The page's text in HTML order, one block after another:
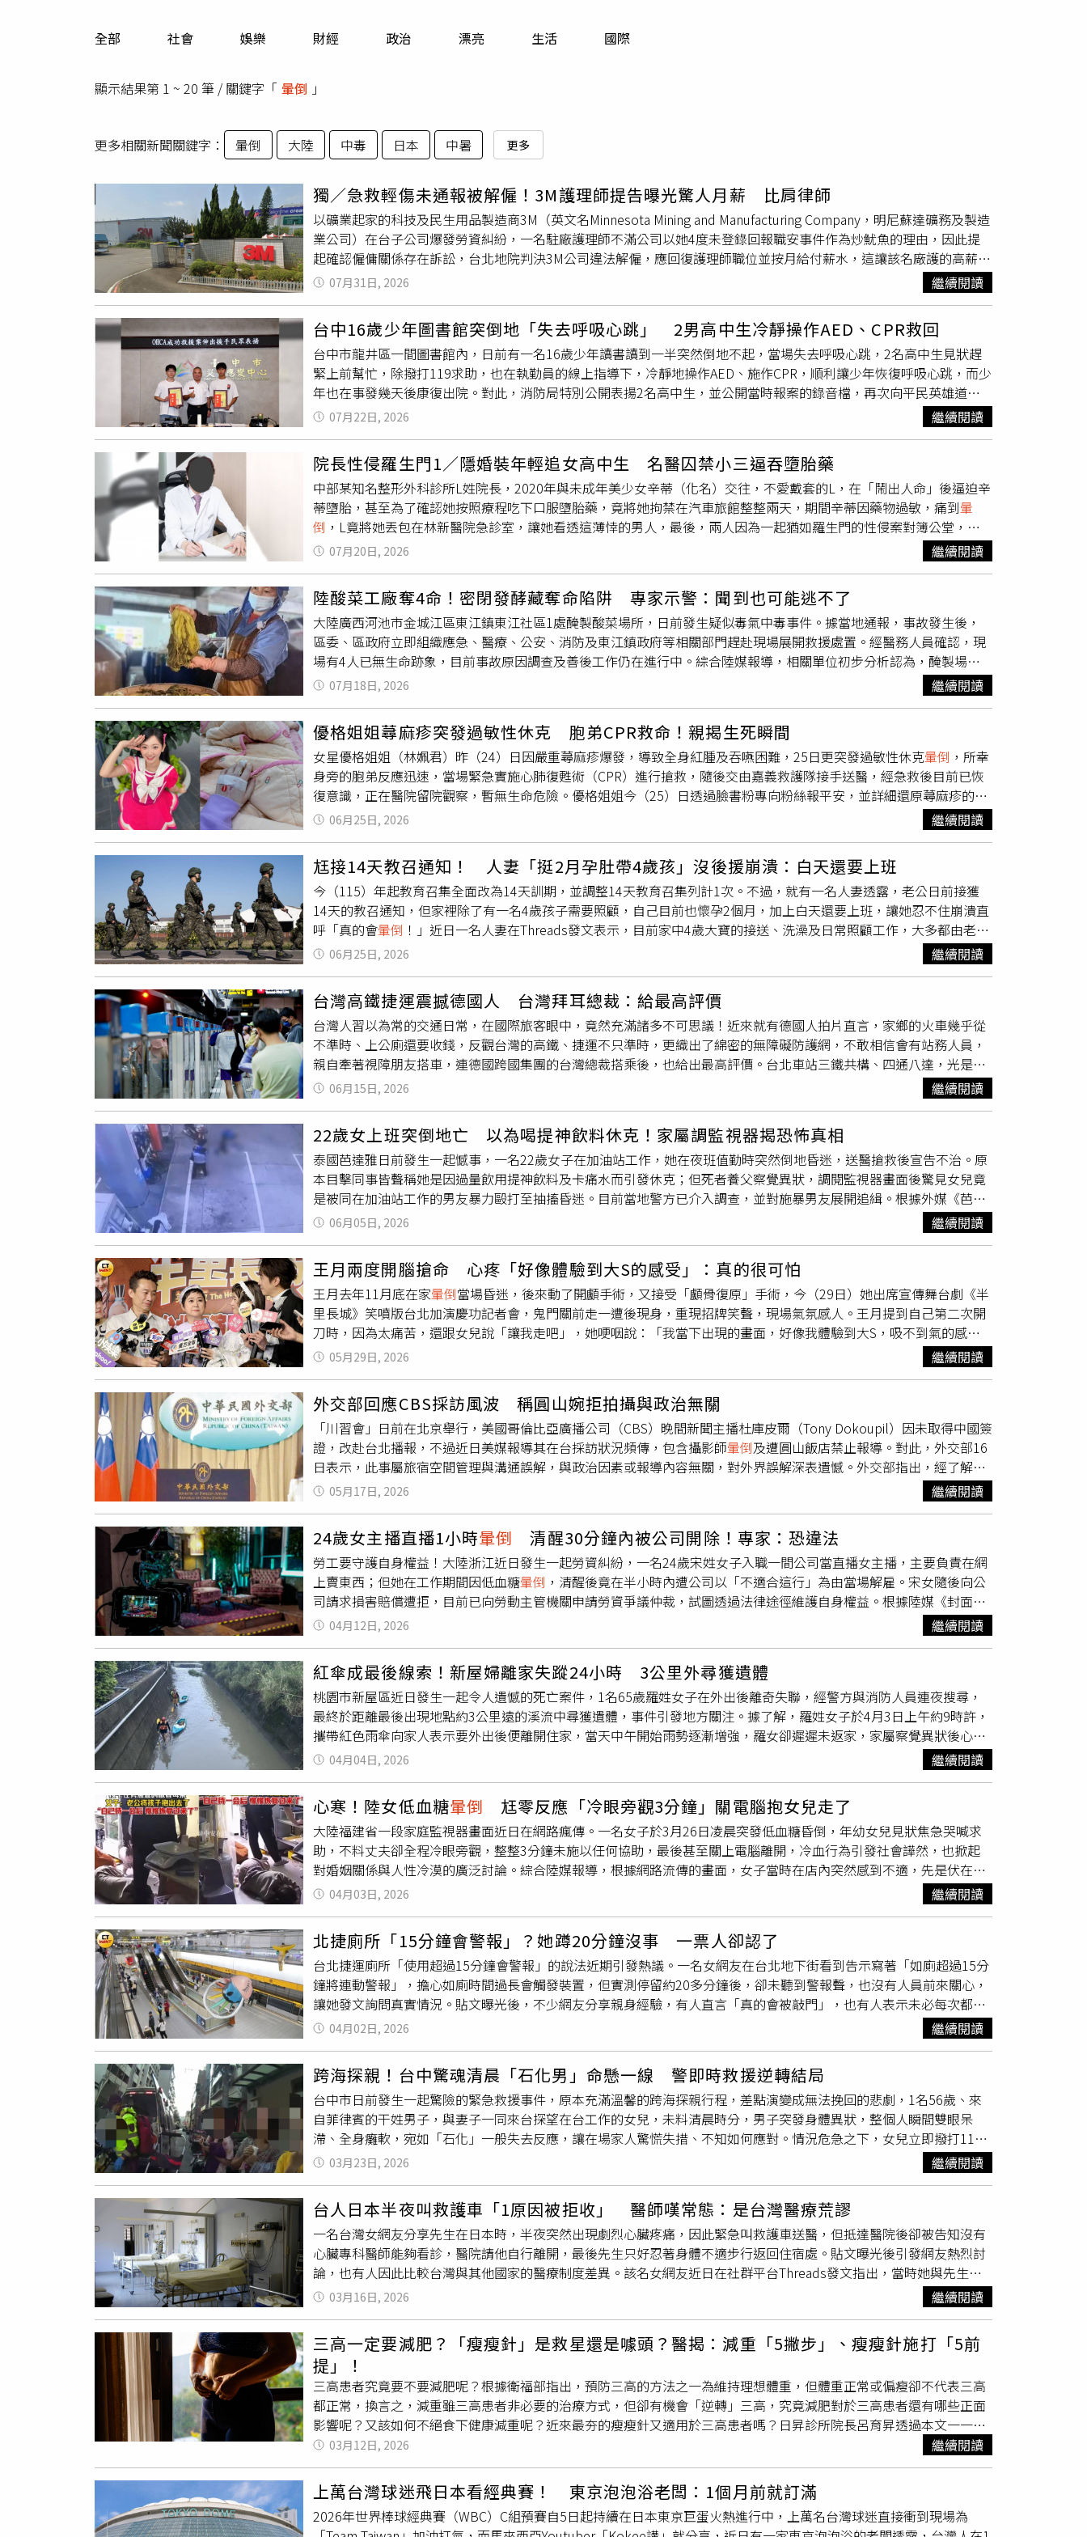
運勢
全部 社會 娛樂 財經 政治 漂亮 生活 國際
顯示結果第 1 ~ 20 筆 / 關鍵字「 暈倒 」
更多相關新聞關鍵字： 暈倒 大陸 中毒 日本 中暑 更多
獨／急救輕傷未通報被解僱！3M護理師提告曝光驚人月薪 比肩律師
以礦業起家的科技及民生用品製造商3M（英文名Minnesota Mining and Manufacturing Company，明尼蘇達礦務及製造
業公司）在台子公司爆發勞資糾紛，一名駐廠護理師不滿公司以她4度未登錄回報職安事件作為炒魷魚的理由，因此提
起確認僱傭關係存在訴訟，台北地院判決3M公司違法解僱，應回復護理師職位並按月給付薪水，這讓該名廠護的高薪因
此曝光：9萬3377元，達到一般護理師的兩倍，再對比勞動部公布的十大高薪行業，3M廠護薪資行情堪比排名第7的律
師（平均9萬3千元），也印證外商公司待遇福利遠優於本土企業的既定印象。楊姓護理師2016年12月進入3Ｍ擔任廠
護、月薪9萬3377元，在2022年到2024年她經手處理4件引發爭議的意外，第一次是2022年某日，楊梅廠操作員扭傷腳
踝，楊姓護理師治療後沒使用「Medgate」登錄廠內診療急救紀錄，也沒在職業安全通報平台「EHS360」回報此事。
第二次是2023年5月11日，技術員維護機器時撞到頭流血暈眩，楊姓護理師處置後同樣未於兩個系統通報。第三次在
2024年2月27日，工程師在辦公室突然暈倒昏迷，甦醒後去護理站讓楊姓護理師醫治，之後她也沒用兩個系統回報。第
四次發生在2024年11月27日，承包商訪客在工廠大門扭到腳，接受楊姓護理師處理，她仍未在Medgate紀錄、EHS360
通報。2025年3月，3M以勞基法第11條第5款為由，通知楊姓護理師終止僱傭關係，她提告主張自己足以勝任工作，公
司違反解僱最後手段性。3M公司告訴法院，廠護的工作除了提供員工健康諮詢、急救和緊急處置，還有申報、保存及追
蹤紀錄，所以每次醫療後須在Medgate內部回報系統詳實登錄診療急救紀錄，還得進行職安通報，在EHS360系統紀錄
追蹤職安事件。3M主張接到匿名舉報，楊梅廠EHS主管指示團隊掩蓋工廠發生的傷害事故，內部調查發現楊姓護理師4
次應通報未通報，她承認違規未進行EHS通報，在前兩次意外處理完畢後「錯誤遵循EHS主管的指示」；調查過程中另
外抓到楊姓護理師在Medgate系統也漏報，這構成重大職務疏失，也不符醫療道德規範，導致公司無法預知風險、釐清
職業災害的責任歸屬，因此楊姓護理師無法勝任工作。台北地院調查，依據3M的作業指導書，任何異常事件例如災害、
事故發生後，「權責單位」24小時內應依規定登錄於3M全球事故管理系統，所謂權責單位是指事發單位，從員工的證詞
也可知道，是否在EHS360系統通報，由EHS部門的主管或資深工程師來判斷，楊姓護理師不具有EHS通報的義務。至於
Medgate系統未紀錄的部分，法官認為楊姓護理師違規，因為《勞工健康保護規則》明定勞工健康服務人員應保存勞工
職業衛生、職業健康的相關調查以及傷害疾病的紀錄，這是楊姓護理師的工作，她就應該使用Medgate記下醫療處置的
情形，何況她自己也承認，第一次到第三次傷病急救事件並未在Medgate系統登錄。既然楊姓護理師確有疏失，為何3M
解僱仍不合法？北院指出，2022年操作員腳踝扭傷、2023年技術員撞頭流血、2024年工程師昏倒，發生頻率只有一年
一次，而且這些員工的傷病情形還不到重大事故的程度，楊姓護理師也都有治療他們，「兩造尚非無法繼續維持僱傭關
係存在」，但3M終止勞動契約之前未先採取記過、減薪等手段督促改善，不符合「解僱最後手段性原則」，因此判決楊
姓護理師勝訴，可回任3M廠護。楊姓護理師「被離職」後，去年7月開始新工作，加上3M付給她39萬4708元的資遣
費，扣除薪資差額與資遣費，北院判決3M應再付6910元給楊姓護理師，並從今年6月到復職日為止，按月支付9萬3377
元。本案為一審判決，可上訴二審。值得玩味的是，判決書提到這4次急救事件未依規定在EHS360系統通報，其實是楊
姓護理師向3M檢舉的，除了有電子郵件為證，還有員工出庭作證也這麼說。本刊聯繫3M公司詢問對於本案判決的回
應，截稿前未獲得回覆。
07月31日, 2026 繼續閱讀
台中16歲少年圖書館突倒地「失去呼吸心跳」 2男高中生冷靜操作AED、CPR救回
台中市龍井區一間圖書館內，日前有一名16歲少年讀書讀到一半突然倒地不起，當場失去呼吸心跳，2名高中生見狀趕
緊上前幫忙，除撥打119求助，也在執勤員的線上指導下，冷靜地操作AED、施作CPR，順利讓少年恢復呼吸心跳，而少
年也在事發幾天後康復出院。對此，消防局特別公開表揚2名高中生，並公開當時報案的錄音檔，再次向平民英雄道謝
「謝謝你們在最關鍵的時刻，成為那一雙救命的手」。根據消防局公開的錄音檔，這起事件發生在6月13日中午，當時
」，執勤員回應「那協助評估看看他有
沒有呼吸」，高中生說「感覺是沒有呼吸」，執勤員表示「你幫我去看一下好不好，救護車我們有派了」，高中生便冷
靜回覆「完全沒有（呼吸）」。執勤員隨即指示高中生使用AED，「你把他打開，然後按照那個圖示幫他貼，一般是右
上貼左下腹那邊，請大家不要碰觸病人，按電擊鈕按下去」，完成第一次電擊後，執勤員請高中生進行CRP，「你跪在
他胸口旁邊，手臂集中一側，把你的雙手掌交疊，手臂打直，壓胸的位置在胸口正中間，深度要5公分，1秒2下，1分鐘
120下，速度跟著節拍器」，順利讓倒地的16歲少年恢復呼吸。執勤員告訴高中生，「他有呼吸了嗎？我教你評估一
下，手幫我放他肚子上，他有在動嗎？肚子上升數1，肚子下沉的時候幫我數2。」高中生乖乖跟著報數字，執勤員要求
他繼續數，此時救護人員也趕抵現場並接手處理。而執勤員在掛斷電話前，也稱讚高中生「先生謝謝你喔，你們做得很
好，謝謝，掰掰」。對此，台中市消防局表示，在現場挺身而出的平民英雄，林少和同學與謝松霖同學，在關鍵的那幾
分鐘裡，沒有遲疑、沒有退縮，依照119執勤員的指示，立即施行CPR，並操作AED完成關鍵電擊，把一條年輕的生命，
從死亡邊緣拉了回來，「這是用行動，真正改變了結局。」台中市消防局也在7月8日邀請2位同學至消防局，將獎項頒
給2位同學，「我們由衷表達最深的感謝與敬意：謝謝你們在最關鍵的時刻，成為那一雙救命的手。這起案件再次證明
——救人，不一定要穿制服；你我，都可能是生命之鏈中的關鍵一環。當你願意伸出手，奇蹟，就有機會發生。謝謝每
一位願意挺身而出的人。也讓我們一起，把這份力量，繼續傳下去。」
07月22日, 2026 繼續閱讀
院長性侵羅生門1／隱婚裝年輕追女高中生 名醫囚禁小三逼吞墮胎藥
中部某知名整形外科診所L姓院長，2020年與未成年美少女辛蒂（化名）交往，不愛戴套的L，在「鬧出人命」後逼迫辛
蒂墮胎，甚至為了確認她按照療程吃下口服墮胎藥，竟將她拘禁在汽車旅館整整兩天，期間辛蒂因藥物過敏，痛到暈
倒 ，L竟將她丟包在林新醫院急診室，讓她看透這薄悻的男人，最後，兩人因為一起猶如羅生門的性侵案對簿公堂，纏
訟至今。長相與身材均堪稱美艷的辛蒂說：「2020年，我高三、十七歲，透過交友軟體認識L，他很有心機，不但謊報
未婚，更隱瞞醫師身分，騙說是普通生意人；而且，他為了把妹謊報年齡，明明當年已經四十出頭了，卻聲稱僅34歲，
因為他長得高大帥氣，在殷勤追求下，我們很快墜入情網，第一次發生性關係時，我才十七歲、未成年。」辛蒂在網路
社交平台上發現竟有少女跟她一樣，與L院長交往過，並遭始亂終棄。（圖／讀者提供）老家在南部的辛蒂，為愛刻意
選填台中學校，好跟情人有多點的時間相聚，但因為L代言自家生技公司醫美產品，經常在媒體曝光，辛蒂才知道她的
「爹地」（兩人之間的暱稱）是個整形醫美診所的院長。她覺得被騙，萌生分手念頭，這時L竟抱著她哭：「寶寶，妳
年紀太小，我是為妳好，不能公開戀情」。辛蒂一時心軟，繼續在校園外與L持續秘密戀情。可是，他的愛車副駕駛座
總有些女人留下的蛛絲馬跡，辛蒂質疑，但L這時還不願承認已婚，他編了個故事，說有個交往多年女友，其實感情已
淡，就像「家人」一樣，他早就想分手，但怕對方走極端，會自殺，因此必須慢慢來，再給他時間處理這個問題；對
此，辛蒂笑著說：「為什麼渣男編的故事都那麼像」。但她戀愛腦，也信了！畢竟L是半公眾人物，經常接受媒體採
訪，要查他的相關訊息很容易，過沒多久，辛蒂就知道L已婚；就在辛蒂想分手時，她竟發現自己懷孕了，更糟糕的
是，原本她課餘時間在瑜珈教室兼差當老師，懷孕之後必須辭職，加上因為L不喜歡她唸的科系，逼迫休學，重考醫學
相關科系，她失去了打工的收入、失去原有的校園生活，人生只剩下一段殘破的婚外情。年輕的辛蒂傻傻想，如果為L
生個孩子，是否有機會與他步入禮堂，他不是說與妻子沒感情嗎？要她等待，說會給一個交代。但「生下孩子」這句話
一提出，L竟然露出她從沒看過的猙獰面孔，逼迫辛蒂墮胎。L也不演了！直接嗆道：「如果妳不墮胎，我讓我太太告你
妨害家庭，幾十萬、上百萬，妳賠得起嗎？」L直白的說，孩子他不會認，也不會出錢養，「難道妳下半生要被一個不
被祝福的孩子拖累嗎？」辛蒂懷了L院長的小孩，約七、八週時，被逼著墮胎。（圖／讀者提供）威脅之後，他承諾辛
蒂，只要墮胎，每月給四萬元生活費。辛蒂強調，高三、大一這兩年的交往，都沒有拿對方錢，是因為她休學、懷孕無
法工作，才接受對方的生活費，因此，對於L聲稱她被「包養」，完全是在抹黑她。辛蒂就在半推半就之下，讓L用保時
捷載到婦產科墮胎，而且，他還不准辛蒂用健保卡，直接現金付費。因為當時辛蒂懷孕6到7週，婦科醫師建議口服墮胎
藥，她當著醫師吃下第一劑，之後還有兩天的療程，必須連續按時服用好幾劑，沒想到L竟然將她拘禁在台中市向上路
某汽車旅館，確保流產。最令人髮指的是，辛蒂因為藥物過敏，在汽車旅館痛到
，身為醫師的L，竟將她載到林新
醫院的急診室丟包，因他怕醫界朋友認出來。這次，讓辛蒂看透這男人的薄悻，兩人關係更加惡化。更讓辛蒂感到噁心
的是，她在社交軟體上，發現有個女生跟她有同樣的際遇，她19歲被L隱婚追求，一開始溫柔體貼，天天噓寒問暖，但
玩膩了就變一張臉，而且女生想分手，還遭到威脅，辛蒂與對方聯繫，確認兩人曾經愛過的渣男，就是同一人。對此，
L院長委任律師代為回應，強調所謂的性侵案，都已經不起訴，再議也駁回，基本上是確定了，至於辛蒂提告傷害、教
唆墮胎等案，也都不起訴，司法已經還L院長公道了，當事人希望一切「到此為止」。
07月20日, 2026 繼續閱讀
陸酸菜工廠奪4命！密閉發酵藏奪命陷阱 專家示警：聞到也可能逃不了
大陸廣西河池市金城江區東江鎮東江社區1處醃製酸菜場所，日前發生疑似毒氣中毒事件。據當地通報，事故發生後，
區委、區政府立即組織應急、醫療、公安、消防及東江鎮政府等相關部門趕赴現場展開救援處置。經醫務人員確認，現
場有4人已無生命跡象，目前事故原因調查及善後工作仍在進行中。綜合陸媒報導，相關單位初步分析認為，醃製場所
內可能涉及有毒氣體累積風險，其中硫化氫被認為是密閉發酵環境中常見的危險氣體之一。專家指出，蔬菜在醃製過程
中，表面及環境中的微生物會參與分解作用，當池內氧氣逐漸消耗後，厭氧菌可能大量繁殖，並在代謝過程中產生含硫
人員失去對危險的判斷能力。由於硫化氫密度比空氣高，容易沉積在低窪、通風不良的空間，像醃製池、地窖、井坑等
密閉場所，都可能成為高風險區域。尤其在夏季高溫期間，發酵速度加快，密閉容器內氣體濃度可能快速升高。專家提
醒，相關作業人員若未進行通風、檢測，貿然進入池內清理或作業，可能在短時間內因吸入高濃度硫化氫而昏迷，甚至
危及生命。硫化氫中毒之所以危險，在於其不僅影響呼吸系統，也會干擾人體細胞利用氧氣的能力，使重要器官迅速缺
氧，其中大腦對缺氧最為敏感。即使部分中毒者經搶救恢復意識，也可能留下神經系統損傷等後遺症。安全專家表示，
密閉空間作業必須遵守嚴格防護措施。進入醃製池、地窖、井等場所前，應先充分通風，必要時使用專業氣體檢測設備
確認環境安全；作業過程中應有人在外監護，並配備安全繩等救援設備，避免發生連環中毒事故。此外，一旦發現有人
在密閉空間內暈倒，旁人切勿未經防護立即下池救人。過往多起事故中，救援者因吸入毒氣而相繼倒下，造成更大傷
亡。非專業人員應優先報警求助，並在安全範圍內採取救援措施。醃菜、釀造、養殖、漚肥等傳統農副業生產看似平
常，但隨著大型化、密閉化生產方式增加，相關安全風險也隨之提高。業內人士提醒，從業人員應提高密閉空間安全意
識，完善通風、檢測與防護措施，避免類似悲劇再次發生。
07月18日, 2026 繼續閱讀
優格姐姐蕁麻疹突發過敏性休克 胞弟CPR救命！親揭生死瞬間
女星優格姐姐（林姵君）昨（24）日因嚴重蕁麻疹爆發，導致全身紅腫及吞嚥困難，25日更突發過敏性休克暈倒 ，所幸
身旁的胞弟反應迅速，當場緊急實施心肺復甦術（CPR）進行搶救，隨後交由嘉義救護隊接手送醫，經急救後目前已恢
復意識，正在醫院留院觀察，暫無生命危險。優格姐姐今（25）日透過臉書粉專向粉絲報平安，並詳細還原蕁麻疹的發
病過程。優格姐姐透露自己過去每隔幾年就會面臨蕁麻疹發作，通常只需施打一針即可緩解；不料此次病情異常兇猛，
即使服藥與打針仍無法壓制，隨後甚至蔓延至嘴唇與眼皮，演變成罕見且嚴重的「蕁麻疹合併血管性水腫」。回想起事
發當下，優格姐姐表示，在過敏性休克
前，她有感受到嚴重的腹痛，隨後便失去知覺；對此，她驚呼「醒來的時候
超像拍電影的」，耳邊傳來胞弟焦急呼喊並持續為其實施CPR的聲音，視線才逐漸由模糊轉為清晰。在嘉義救護隊員趕
抵現場後，以極具效率的專業流程，為優格姐姐佩戴氧氣罩並迅速護送上車，行雲流水的急救過程令她由衷感謝。歷經
生死關頭的優格姐姐也以自身經驗呼籲大眾，若蕁麻疹發作時出現藥物無法控制，且嘴唇與眼皮開始紅腫的狀況，切記
不可大意，應立即前往大醫院接受住院觀察。最後優格姐姐表示，她深刻體會到「當我們身體健康的時候，會有很多願
望；但身體出狀況後，願望只會有一個」。目前優格姐姐將遵照醫囑在醫院好好休養，並向所有表達關心的粉絲與親友
致上誠摯謝意。貼文一出，吸引許多粉絲和網友留言關心，「保重身體，早日康復」、「祝優格早日康復，恢復往日活
力」。
06月25日, 2026 繼續閱讀
尪接14天教召通知！ 人妻「挺2月孕肚帶4歲孩」沒後援崩潰：白天還要上班
今（115）年起教育召集全面改為14天訓期，並調整14天教育召集列計1次。不過，就有一名人妻透露，老公日前接獲
14天的教召通知，但家裡除了有一名4歲孩子需要照顧，自己目前也懷孕2個月，加上白天還要上班，讓她忍不住崩潰直
呼「真的會暈倒 ！」近日一名人妻在Threads發文表示，目前家中4歲大寶的接送、洗澡及日常照顧工作，大多都由老公
負責，但老公近日收到14天教育召集通知，原PO擔心自己目前懷孕2個月，不能搬重物也不能做家事、抱小孩等等，且
，有沒有人有先例申請免召，
寶寶手冊一起去問看看，先生之前連兩年被抽中後來他們直接幫忙申請（忘記幾年內）免召」、「家庭因素有證明印象
中可以免招，找找看條例」、「我生3個，每次教召都有我，但家裡賺錢只有我一個，每次都要跑公所申請免招」、
「這樣躲不掉，差太多歲了，我大的跟小的差兩歲，7年免召」、「安胎可以，我是用高危險妊娠請的」、「之前大寶
未滿2歲，我懷孕8到9個月，教召日期離預產期不到一個月，好險有免召通過」、「我老公也是今天收到8/1-8/14，剛
好家裡兩位一個1歲、一個4個月，準備去請假，不然我要怎麼1打2啊，我會先瘋」。據了解，根據現行申辦免召的相關
規定，若配偶懷孕，且預產期落在召集期間前後14日內，或配偶於召集期間分娩、流產未滿14日，以及預產期已過但尚
未分娩等情形，可檢附國軍醫院或公私立醫院診斷證明書申請免召。此外，若符合養育未滿2歲子女、養育2名以上未滿
7歲子女，或養育3名以上子女且其中至少1名未滿7歲等條件者，也可檢附全戶戶籍謄本或相關證明文件提出申請。
06月25日, 2026 繼續閱讀
台灣高鐵捷運震撼德國人 台灣拜耳總裁：給最高評價
台灣人習以為常的交通日常，在國際旅客眼中，竟然充滿諸多不可思議！近來就有德國人拍片直言，家鄉的火車幾乎從
不準時、上公廁還要收錢，反觀台灣的高鐵、捷運不只準時，更織出了綿密的無障礙防護網，不敢相信會有站務人員，
親自牽著視障朋友搭車，連德國跨國集團的台灣總裁搭乘後，也給出最高評價。台北車站三鐵共構、四通八達，光是台
鐵年進出量就超過4600萬人次，台灣、國際旅客南來北往，堪比國門，近來就有德國人拍片分享台灣大眾運輸系統，許
多細節，值得稱讚！德國旅客Chris：「我們有些公廁真的非常骯髒，甚至連在高速公路上的廁所，你也必須付費使用，
不過台灣的大眾運輸，幾乎每個火車站和地鐵站，都讓人感到無比安全，你們的機捷和高鐵也一向都很準時。」德國人
Chris直言家鄉車站治安、整潔，有待加強，反觀台鐵和台灣捷運，都是無菸環境，免費公廁也很乾淨，且設有等待線，
排隊隊伍井然有序，但最令他意外的，是這個。德國旅客Chris：「我只要一想到我在德國，幾乎快要全盲的爺爺，如果
我看見眼前這一幕，像影片中的捷運保全，居然這樣牽著視障朋友走上樓梯，還把手護在對方背後以防他摔倒，這真的
讓我超級震驚！」來台灣的Chris，對台灣大眾交通系統多處優點感到震驚。（圖／翻攝自Stopkiddinstudio）北捷照護
視障朋友，實現交通無障礙，針對視障旅客，有專人接力引導、導盲磚、無障礙電梯，以及語音設備等協助，民視獨家
拍到，德國製藥與化工跨國集團，台灣拜耳總裁卜英格，搭乘捷運的畫面，他二話不說，給北捷最高評價！台灣拜耳總
裁卜英格（Ingo Brandenburg）：「對我們從歐洲過來的人來說，這裡的交通非常準時、一向守時，而且到哪裡都到得
了，每個火車站、捷運站、高鐵站都設有電梯，所以不論是視障朋友還是其他身障人士，你們真的把這點規劃得非常周
全，服務真的是太棒了！」台灣捷運針對無障礙規劃受到國外旅客大讚。（圖／民視新聞）台灣旅客：「行動不方便的
站務員會通知，然後就會有人來協助，因為一些韓國什麼的（國家），就是幾乎都是樓梯，前不久我看到（台灣捷運）
有人 暈倒，然後馬上就有人來協助。」出了國，更知家鄉好，德國人Chris也用台鐵便當強調...德國旅客Chris：「外國的
月亮真的沒有比較圓。」台灣最溫暖的軟實力，足以在國際發光。
06月15日, 2026 繼續閱讀
22歲女上班突倒地亡 以為喝提神飲料休克！家屬調監視器揭恐怖真相
泰國芭達雅日前發生一起憾事，一名22歲女子在加油站工作，她在夜班值勤時突然倒地昏迷，送醫搶救後宣告不治。原
本目擊同事皆聲稱她是因過量飲用提神飲料及卡痛水而引發休克；但死者養父察覺異狀，調閱監視器畫面後驚見女兒竟
是被同在加油站工作的男友暴力毆打至抽搐昏迷。目前當地警方已介入調查，並對施暴男友展開追緝。根據外媒《芭達
雅新聞》報導，這起不幸事件發生於當地時間6月1日晚間10時許，地點是北芭達雅蘇坤蔚路的一處加油站。54歲男子宋
蓬（Somporn Thongsuk）的22歲養女卡諾妮帕（Kanoknipa Lepol）在加油站工作，當晚接到電話稱養女加班時突然
；宋蓬趕抵現場，發現養女已在附設超商內失去意識，經芭達雅救援組織現場進行心肺復甦術（CPR）並緊急送往
曼谷芭達雅醫院搶救，最終仍不幸宣告不治。起初，現場同仁集體向家屬及救護人員聲稱，卡諾妮帕是因為在上班時喝
了卡痛水（kratomwater）及數瓶「M-150」提神飲料，才導致身體不堪負荷而當場休克。然而，事發隔日宋蓬接獲熟
人密報，透露女兒的死因並不單純；隨後他前往加油站調閱監視器畫面，才赫然發現女兒在倒下前，曾遭到已下班的男
友騎機車返回現場，並對她連續揮拳痛毆，導致她重摔在地，隨後全身抽搐並失去意識。參與當晚救援的37歲救難隊員
薩魯特（SarutKrudngoen）透露，醫護人員趕抵現場時，女子已無呼吸心跳，且臉部無明顯外傷，而該名男友當時就守
在旁邊；男子當時向救難人員辯稱，兩人只是發生爭執，他伸手推了女友一把，導致她不慎跌倒撞傷頭部而昏迷。真相
曝光後，目擊同事才坦言，由於施暴男子平日作風凶狠，眾人心生恐懼，第一時間才不敢說出實情。痛失愛女的宋蓬表
示，已安排法醫驗屍，完整的驗屍報告預計要等45天才能出爐。目前卡諾妮帕的遺體已運回加拉信府老家辦理後事，並
於6月4日下午舉行火化儀式。目前害死養女的男子尚未被逮捕，宋蓬強烈呼籲執法部門務必盡速將他繩之以法，還給他
無辜慘死的女兒一個公道。◎尊重身體自主權，請撥打113、110。◎若自身或旁人遭受身體精神虐待、性騷擾、性侵
害，請打110報案再打113找社工
06月05日, 2026 繼續閱讀
王月兩度開腦搶命 心疼「好像體驗到大S的感受」：真的很可怕
王月去年11月底在家暈倒當場昏迷，後來動了開顱手術，又接受「顱骨復原」手術，今（29日）她出席宣傳舞台劇《半
里長城》笑噴版台北加演慶功記者會，鬼門關前走一遭後現身，重現招牌笑聲，現場氣氛感人。王月提到自己第二次開
刀時，因為太痛苦，還跟女兒說「讓我走吧」，她哽咽說：「我當下出現的畫面，好像我體驗到大S，吸不到氣的感覺
真的很可怕。」王月透露自己是「蜘蛛網膜下腔出血」，醫生也不知道病因，當她昏迷五天時，醫生都沒把握她能醒過
來。她提到自己兩次的手術，第一次因為自己昏迷所以沒感覺，第二次顱骨手術，她醒來後痛苦不已，絕望到跟女兒說
生。（圖／侯世駿攝）手術搶命後，經過半年休養復健，靠瑜珈、散步等運動，從原本難以行走，才講十分鐘的話就要
睡兩小時，體力慢慢復原，能站在大家面前，讓許多夥伴都感動不已。女兒妹子今也陪同出席記者會，她感動表示：
「我真的是不可思議她可以在這邊，我每天看到她都是一份感動。」王月與女兒「妹子」。（圖／侯世駿攝）妹子向王
月告白：「謝謝妳還在，謝謝妳還沒離開我，拜託不管是爸爸還是上天，都不要把妳帶走。我現在每天都很開心她早上
可以走出來說『妹妹早安』。」一番話讓旁邊的Lulu跟陳漢典都感動得哭了。妹子一番感性告白，讓王月跟Lulu都哭
了。（圖／侯世駿攝）王月表示，她休養的期間，掛念的只有兩件事，一個是陳漢典、Lulu婚禮，另一個是小S邀她2月
2日去大S墓園參加雕像揭幕，還不斷交代女兒幫她張羅搭配的帽子，王月說：「雖然都沒到，但看到了美好的影片。」
妹子表示，這段期間感謝外界所有人對王月的祝福與禱告，王月感動說：「大家都好希望我可以活著。」《半里長城》
將於2026年8月28日至8月30日重返臺北表演藝術中心大劇院熱鬧加演，經典再現、原班人馬再度合體，集結等跨世代
黃金卡司同台飆戲，勢必再創票房佳績。
05月29日, 2026 繼續閱讀
外交部回應CBS採訪風波 稱圓山婉拒拍攝與政治無關
「川習會」日前在北京舉行，美國哥倫比亞廣播公司（CBS）晚間新聞主播杜庫皮爾（Tony Dokoupil）因未取得中國簽
證，改赴台北播報，不過近日美媒報導其在台採訪狀況頻傳，包含攝影師暈倒及遭圓山飯店禁止報導。對此，外交部16
日表示，此事屬旅宿空間管理與溝通誤解，與政治因素或報導內容無關，對外界誤解深表遺憾。外交部指出，經了解，
CBS團隊於旅宿空間內進行拍攝與清晨連線作業，因涉及住客安寧、隱私維護及場地管理程序問題，才引發溝通誤會，
並非因政治立場或報導內容而遭限制採訪。圓山飯店也發布聲明表示，CBS未事先申請拍攝，加上清晨連線影響住客休
息，甚至有房客要求退費，因此無法同意館內拍攝。飯店強調，過去曾協助美、法、德等國媒體採訪，一向尊重新聞自
由，但也須兼顧住客安寧與住宿品質。外交部強調，台灣重視新聞與言論自由，長期提供國際媒體自由、安全且便利的
採訪環境，政府不會因政治立場限制媒體採訪，也不會干預報導內容，已請駐外館處向外媒說明事實，持續協助國際媒
體在台採訪。
05月17日, 2026 繼續閱讀
24歲女主播直播1小時暈倒 清醒30分鐘內被公司開除！專家：恐違法
勞工要守護自身權益！大陸浙江近日發生一起勞資糾紛，一名24歲宋姓女子入職一間公司當直播女主播，主要負責在網
上賣東西；但她在工作期間因低血糖暈倒 ，清醒後竟在半小時內遭公司以「不適合這行」為由當場解雇。宋女隨後向公
司請求損害賠償遭拒，目前已向勞動主管機關申請勞資爭議仲裁，試圖透過法律途徑維護自身權益。根據陸媒《封面新
聞》報導，浙江一名24歲宋姓女子擁有兩年直播經驗，在今年3月27日入職東陽市筱山國際貿易有限公司擔任實習主
播，雙方約定底薪為人民幣7000元（約新台幣31500元），工作內容為每日直播4小時。然而，4月3日下午宋女在直播1
小時後感到不適，雖在工作群組請求下播卻隨即暈厥約十秒，隨後她強撐身體站起繼續工作，直到接班同事抵達為止。
令宋女錯愕的是，公司在她清醒後通知她已被開除；據宋女提供的資料顯示，從她
離職，前後不到30分鐘。事後宋女就醫檢查，確認僅為低血糖並無器質性病變，因此認為公司屬於「違法解雇」，要求
補足計薪天數差異之工資，並支付人民幣7000元（約新台幣31500元）的賠償金，但相關訴求均被公司張姓負責人拒
絕。公司負責人張男主張，當時考量宋女身體狀況不佳，基於保護立場建議其回去休息、以後再合作，認為此舉屬於
「勸退」而非「資遣」，且不滿宋女在網路發布剪輯影片誤導輿論。同時張男強調，直播勞動強度大，若未來發生更嚴
重的意外，公司難以承擔責任，因此堅持不接受宋女要求的賠償金額，並建議對方直接走法律程序。針對此案，大陸法
界專家指出，該公司行為已構成「違法解除勞動契約」，並進一步說明，「勸退」需經勞工同意才生效，但公司單方面
停止其工作並結算工資，本質上就是強制資遣。由於雙方已建立事實勞傭關係，公司若要以「不適任」或「不符僱用條
件」為由開除員工，必須提出具體錄用標準與勞方不符之證據，不能僅憑一次暈倒就斷定勞方不適任。律師進一步分
析，公司在工資計算上亦有瑕疵，應依法律規定之計薪天數補足差額。目前宋女已著手蒐集工作證明、對話紀錄與直播
畫面等證據，準備進入勞動仲裁程序。專家也提醒勞工，面對突發解雇應保留薪資紀錄與考勤證明，若對於仲裁結果不
服，後續仍可向法院提起訴訟，以確保勞基法賦予之基本權益。
04月12日, 2026 繼續閱讀
紅傘成最後線索！新屋婦離家失蹤24小時 3公里外尋獲遺體
桃園市新屋區近日發生一起令人遺憾的死亡案件，1名65歲羅姓女子在外出後離奇失聯，經警方與消防人員連夜搜尋，
最終於距離最後出現地點約3公里遠的溪流中尋獲遺體，事件引發地方關注。據了解，羅姓女子於4月3日上午約9時許，
攜帶紅色雨傘向家人表示要外出後便離開住家，當天中午開始雨勢逐漸增強，羅女卻遲遲未返家，家屬察覺異狀後心生
不安，隨即向警方報案請求協尋，警方接獲通報後，立即展開調查，並調閱沿途監視器畫面追查其行蹤。監視器顯示，
羅女最後一次出現的地點位於新興橋附近，而她出門時攜帶的雨具則被發現在橋邊，卻未見其本人蹤影，由於該區域存
在監視器死角，無法進一步確認她是否不慎墜入溪中，使案情一度陷入膠著，警方與消防人員隨即展開大規模搜尋行
動，警方在周邊道路進行地毯式查找，而消防人員則沿著新屋溪展開水域搜尋，由於溪水水位較淺但流速湍急，無法使
用橡膠船艇，只能採用機車沿岸巡查，並結合義消人員利用獨木舟與空拍機進行空中與水面搜索。搜尋行動持續至天色
昏暗仍未有結果，考量天候不佳且能見度降低，搜救人員與家屬協議於隔日再度展開搜尋，當晚至隔日清晨天氣惡劣，
雷雨交加，增加搜救困難，直到4日上午，搜救人員終於在距離新興橋約3公里外、華興路旁的新屋溪中發現羅女遺體，
由於地形限制，消防人員使用架梯橫跨水面，將遺體搬運至岸邊。經初步檢視，羅女身上有些許擦挫傷，已明顯死亡。
情況，但未即時就醫，之後仍獨自外出，警方目前仍在釐清是
否因意外墜落或其他因素導致死亡，詳細死因仍有待進一步調查與相驗結果確認。
04月04日, 2026 繼續閱讀
心寒！陸女低血糖暈倒 尪零反應「冷眼旁觀3分鐘」關電腦抱女兒走了
大陸福建省一段家庭監視器畫面近日在網路瘋傳。一名女子於3月26日凌晨突發低血糖昏倒，年幼女兒見狀焦急哭喊求
助，不料丈夫卻全程冷眼旁觀，整整3分鐘未施以任何協助，最後甚至關上電腦離開，冷血行為引發社會譁然，也掀起
對婚姻關係與人性冷漠的廣泛討論。綜合陸媒報導，根據網路流傳的畫面，女子當時在店內突然感到不適，先是伏在桌
上，隨後狀況迅速惡化，最終倒地失去意識。丈夫聞聲走出房間後，並未上前攙扶或確認狀況，只是站在一旁觀看，神
情冷淡，未見任何緊急應對。更令人心痛的是，年僅2歲的女兒第一時間察覺異狀，跑到母親身旁不斷搖晃並哭喊「媽
甚至關閉店內電腦，對倒地的老婆毫無關心。據了解，整個過程約持續3分鐘，期間男子未撥打急救電話，也未採取任
何基本救助措施。女子最終在昏迷一段時間後自行恢復意識，勉強起身返家。返家後，她仍先照顧哭泣的女兒，替孩子
洗澡並哄睡，才處理自身不適。事後，當事女子將監視器畫面上傳網路，並表示這次經歷讓她「看清了對方的真面
目」。影片迅速引發網友強烈反應，輿論一面倒譴責男子冷血行為，不少人直言「難以接受」、「應重新思考這段婚
姻」。
04月03日, 2026 繼續閱讀
北捷廁所「15分鐘會警報」？她蹲20分鐘沒事 一票人卻認了
台北捷運廁所「使用超過15分鐘會警報」的說法近期引發熱議。一名女網友在台北地下街看到告示寫著「如廁超過15分
鐘將連動警報」，擔心如廁時間過長會觸發裝置，但實測停留約20多分鐘後，卻未聽到警報聲，也沒有人員前來關心，
讓她發文詢問真實情況。貼文曝光後，不少網友分享親身經驗，有人直言「真的會被敲門」，也有人表示未必每次都會
觸發，掀起討論。原PO在社群平台Threads表示，看到公告後一度擔心如廁時間過長會出現警報，因此特別觀察實際狀
況。她事後補充，自己停留超過20分鐘，過程中並未出現警報或人員關切。然而留言區卻出現大量不同經驗。有網友指
出，曾在淡水等捷運站如廁超過15分鐘，就被清潔人員敲門詢問；也有人表示因便祕停留過久，被工作人員關心「是不
是發生狀況」，甚至有人直言「常被敲門」。另有民眾分享，在國父紀念館站排隊時，親眼看到站務人員敲門詢問，廁
內女子直接回應「我在大便」，讓現場氣氛一度尷尬。此外，也有網友提出「應對方式」，笑稱接近15分鐘時開關門，
疑似能重新計時，讓討論延伸。不過也有人認為，相關機制並非固定觸發，實際情況會因巡檢時間或現場狀況不同而有
所差異。針對外界疑問，台北捷運公司曾說明，公廁設置時間偵測裝置主要是出於安全考量，目前全線已有超過50個車
站設有相關系統，廁間外會顯示燈號紀錄使用狀態。一般情況下，若使用超過15分鐘，清潔人員會依巡檢流程敲門確
認；若長達30分鐘未有回應，才可能啟動警報系統。北捷強調，相關設計並非限制如廁時間，而是為避免民眾在廁所內
發生 暈倒 或突發疾病而無人察覺，以利即時協助。只要廁內仍有回應，通常不會進一步處理。另外，高鐵無障礙廁所也
設有類似機制，若偵測到4分鐘完全靜止不動，系統將發出警示並通知人員查看。
04月02日, 2026 繼續閱讀
跨海探親！台中驚魂清晨「石化男」命懸一線 警即時救援逆轉結局
台中市日前發生一起驚險的緊急救援事件，原本充滿溫馨的跨海探親行程，差點演變成無法挽回的悲劇，1名56歲、來
自菲律賓的干姓男子，與妻子一同來台探望在台工作的女兒，未料清晨時分，男子突發身體異狀，整個人瞬間雙眼呆
滯、全身癱軟，宛如「石化」一般失去反應，讓在場家人驚慌失措、不知如何應對。情況危急之下，女兒立即撥打119
求救，但由於語言隔閡問題，溝通過程並不順利，導致救援資訊一度無法清楚傳達，現場氣氛更加緊張，就在關鍵時
刻，1名巡邏中的員警剛好經過，發現1名外籍女子在路旁情緒崩潰、淚流滿面並不斷招手求助，立即停車上前關心。該
名員警隨即以英語與女子溝通，耐心安撫情緒並迅速掌握情況，得知其父親在住處內疑似失去意識後，立刻協助通報
119勤務中心，並精準提供事發地點，避免因語言問題延誤救援時間，員警也陪同母女返回住處查看男子狀況。抵達現
場後，警方先行確認男子呼吸與生命徵象，確保尚有基本生命跡象，成功爭取寶貴的黃金救援時間。隨後救護人員迅速
抵達，經初步判斷男子為突發性低血糖，導致全身無力與意識不清，立即施予葡萄糖補充並緊急送醫，經院方進一步治
療後，男子逐漸恢復意識，最終脫離險境，未造成嚴重後果。經歷這場驚魂記後，母女倆情緒潰堤，對警方的即時協助
表達萬分感激，直言「台灣警察真的很溫暖！」尤其在語言不通的情況下，員警仍耐心溝通、迅速處理，讓她們在最無
助的時刻獲得關鍵幫助，警方也藉此呼籲，低血糖症狀常見於飲食不規律或患有慢性疾病者，若出現頭暈、冒冷汗、手
腳無力等警訊，應立即補充糖分並儘速就醫。此外，有慢性病史的民眾外出時務必攜帶藥物，以防突發狀況，避免憾事
發生。
03月23日, 2026 繼續閱讀
台人日本半夜叫救護車「1原因被拒收」 醫師嘆常態：是台灣醫療荒謬
一名台灣女網友分享先生在日本時，半夜突然出現劇烈心臟疼痛，因此緊急叫救護車送醫，但抵達醫院後卻被告知沒有
心臟專科醫師能夠看診，醫院請他自行離開，最後先生只好忍著身體不適步行返回住宿處。貼文曝光後引發網友熱烈討
論，也有人因此比較台灣與其他國家的醫療制度差異。該名女網友近日在社群平台Threads發文指出，當時她與先生在
日本住宿，某天半夜先生突然出現劇烈心臟疼痛，情況看起來相當不尋常，因此立刻叫救護車求助。沒想到送到醫院
後，院方表示當時沒有心臟專科醫師可以看診，因此無法處理相關症狀，最後請他直接回去。原PO表示，更讓人難以接
此事件她無奈表示，「對台灣人的我來說真的不可思議的荒謬。」貼文曝光後，吸引不少網友分享類似經驗。有網友表
示，「我婆婆發高燒好幾天，身體不適去日本急診，醫生說不給，要她掛平日的門診，臺灣的醫療真的是世界第一」、
「我媽之前在日本暈倒爬不起來，結果3個小時救護車才來接她到醫院」。討論中也有不少人指出，台灣醫療制度在全
球其實屬於較為特殊的情況，「其實是台灣醫療荒謬，因為只有台灣特別方便跟便宜，跟其他國家不一樣」、「其實在
全世界來說，台灣這種走醫院像便利商店一樣方便，當天幾乎保證一定看的到醫生，醫生跟護理師都像服務業，拿藥像
在拿糖果一樣的國家才是真正不可思議的荒謬」、「被寵壞的台灣刁民該去國外看看才知道要珍惜」、「台灣隨時隨地
能看病，又有健保可以用，對外國人來說，這才是不可思議」。曾任台大感染科醫師、日本旅遊達人的林氏璧也在留言
中表示，「其實日本這樣的情形在全世界各地可說是是醫療的常態。真的希望大家要好好珍惜台灣的醫療。」
03月16日, 2026 繼續閱讀
三高一定要減肥？「瘦瘦針」是救星還是噱頭？醫揭：減重「5撇步」、瘦瘦針施打「5前
提」！
三高患者究竟要不要減肥呢？根據衛福部指出，預防三高的方法之一為維持理想體重，但體重正常或偏瘦卻不代表三高
都正常，換言之，減重雖三高患者非必要的治療方式，但卻有機會「逆轉」三高，究竟減肥對於三高患者還有哪些正面
影響呢？又該如何不絕食下健康減重呢？近來最夯的瘦瘦針又適用於三高患者嗎？日昇診所院長呂育昇透過本文一一解
析，幫助三高患者做好健康管理。為什麼三高得減重？事實上，肥胖與代謝症候群密切相關，研究發現，肥胖者及非肥
胖者若長期體重增加，罹患代謝症候群的風險也會增加，甚至長期體重增加，也會影響三高的控制；呂育昇表示，過往
大家都存有「糖尿病是換不掉標籤」的刻板印象，但根據最新的《DiRECT》研究指出，初期糖尿病是有機會「逆轉」
的，其中研究發現，若能減15公斤以上，八成以上患者血糖能回到正常，連藥都不用吃。呂育昇強調，減肥其實是在幫
你的血管「消炎」，原因在於在於肥胖會使身體處於發炎狀態，有如血管天天泡辣椒水，長期下來就會導致硬化，影響
03月12日, 2026 繼續閱讀
上萬台灣球迷飛日本看經典賽！ 東京泡泡浴老闆：1個月前就訂滿
2026年世界棒球經典賽（WBC）C組預賽自5日起持續在日本東京巨蛋火熱進行中，上萬名台灣球迷直接衝到現場為